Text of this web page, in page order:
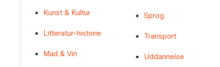
Kunst & Kultur
Litteratur-historie
Mad & Vin
Sprog
Transport
Uddannelse